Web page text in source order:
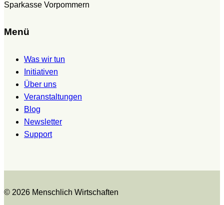
Sparkasse Vorpommern
Menü
Was wir tun
Initiativen
Über uns
Veranstaltungen
Blog
Newsletter
Support
© 2026 Menschlich Wirtschaften